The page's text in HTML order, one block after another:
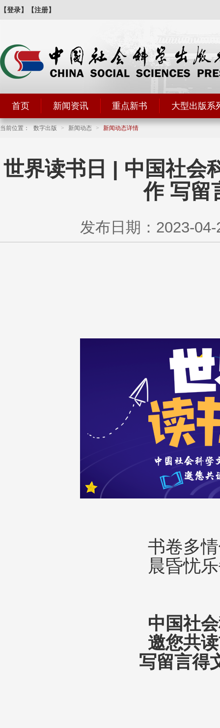
【登录】 【注册】
首页 新闻资讯 重点新书 大型出版系
当前位置： 数字出版 > 新闻动态 > 新闻动态详情
世界读书日 | 中国社会
作 写留
发布日期：2023-
书卷多
晨昏忧
中国社
邀您共
写留言得